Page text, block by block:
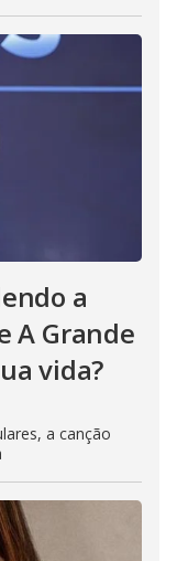
a
A Grande
vida?
a canção